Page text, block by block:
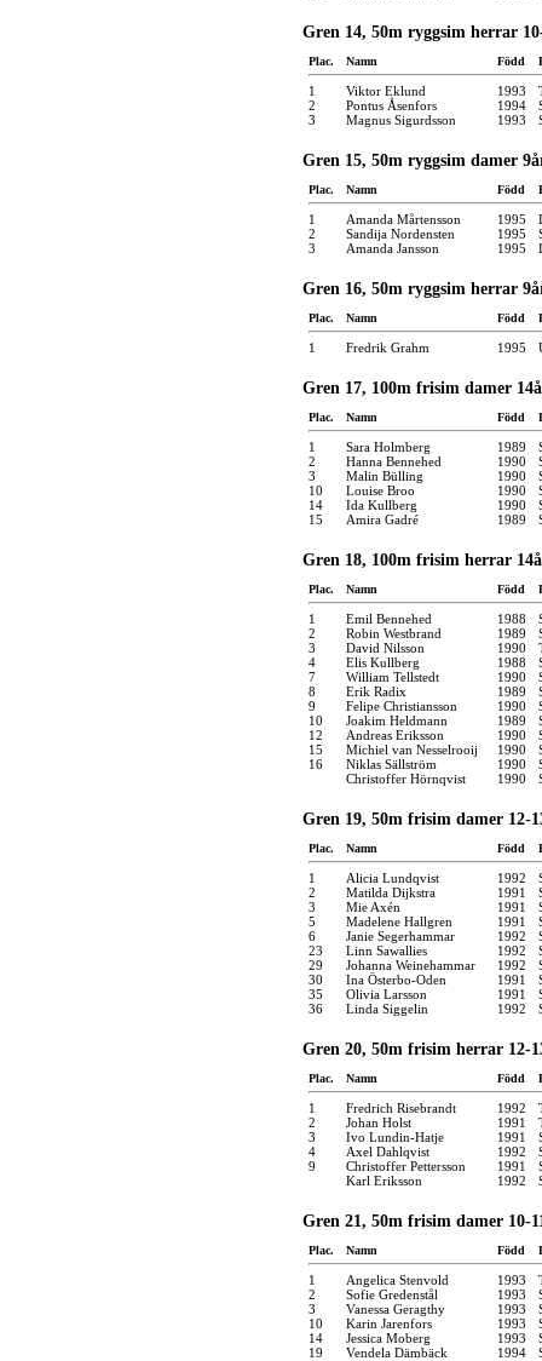
Gren 14, 50m ryggsim herrar
Plac. Namn Född
1 Viktor Eklund 1993
2
Pontus Åsenfors 1994
3
Magnus Sigurdsson 1993
Gren 15, 50m ryggsim damer
Plac. Namn Född
1 Amanda Mårtensson 1995
2
Sandija Nordensten 1995
3
Amanda Jansson 1995
Gren 16, 50m ryggsim herrar
Plac. Namn Född
1 Fredrik Grahm 1995
Gren 17, 100m frisim damer
Plac. Namn Född
1 Sara Holmberg 1989
2
Hanna Bennehed 1990
3
Malin Bülling 1990
10
Louise Broo 1990
14
Ida Kullberg 1990
15
Amira Gadré 1989
Gren 18, 100m frisim herrar
Plac. Namn Född
1 Emil Bennehed 1988
2
Robin Westbrand 1989
3
David Nilsson 1990
4
Elis Kullberg 1988
7
William Tellstedt 1990
8
Erik Radix 1989
9
Felipe Christiansson 1990
10
Joakim Heldmann 1989
12
Andreas Eriksson 1990
15
Michiel van Nesselrooij 1990
16
Niklas Sällström 1990
Christoffer Hörnqvist
1990
Gren 19, 50m frisim damer 12-
Plac. Namn Född
1 Alicia Lundqvist 1992
2
Matilda Dijkstra 1991
3
Mie Axén 1991
5
Madelene Hallgren 1991
6
Janie Segerhammar 1992
23
Linn Sawallies 1992
29
Johanna Weinehammar 1992
30
Ina Österbo-Oden 1991
35
Olivia Larsson 1991
36
Linda Siggelin 1992
Gren 20, 50m frisim herrar 12-
Plac. Namn Född
1 Fredrich Risebrandt 1992
2
Johan Holst 1991
3
Ivo Lundin-Hatje 1991
4
Axel Dahlqvist 1992
9
Christoffer Pettersson 1991
Karl Eriksson
1992
Gren 21, 50m frisim damer 10-
Plac. Namn Född
1 Angelica Stenvold 1993
2
Sofie Gredenstål 1993
3
Vanessa Geragthy 1993
10
Karin Jarenfors 1993
14
Jessica Moberg 1993
19
Vendela Dämbäck 1994